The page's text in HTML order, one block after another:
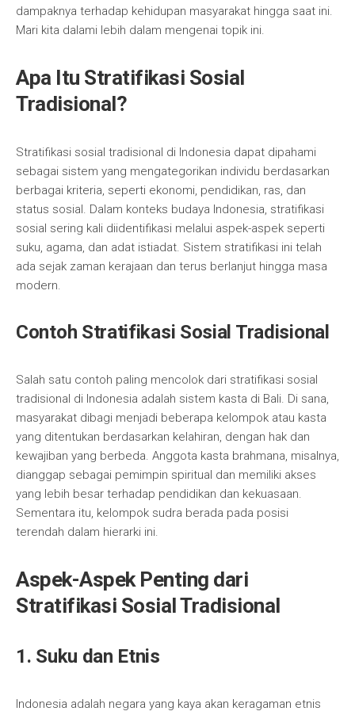
dampaknya terhadap kehidupan masyarakat hingga saat ini.
Mari kita dalami lebih dalam mengenai topik ini.
Apa Itu Stratifikasi Sosial
Tradisional?
Stratifikasi sosial tradisional di Indonesia dapat dipahami
sebagai sistem yang mengategorikan individu berdasarkan
berbagai kriteria, seperti ekonomi, pendidikan, ras, dan
status sosial. Dalam konteks budaya Indonesia, stratifikasi
sosial sering kali diidentifikasi melalui aspek-aspek seperti
suku, agama, dan adat istiadat. Sistem stratifikasi ini telah
ada sejak zaman kerajaan dan terus berlanjut hingga masa
modern.
Contoh Stratifikasi Sosial Tradisional
Salah satu contoh paling mencolok dari stratifikasi sosial
tradisional di Indonesia adalah sistem kasta di Bali. Di sana,
masyarakat dibagi menjadi beberapa kelompok atau kasta
yang ditentukan berdasarkan kelahiran, dengan hak dan
kewajiban yang berbeda. Anggota kasta brahmana, misalnya,
dianggap sebagai pemimpin spiritual dan memiliki akses
yang lebih besar terhadap pendidikan dan kekuasaan.
Sementara itu, kelompok sudra berada pada posisi
terendah dalam hierarki ini.
Aspek-Aspek Penting dari
Stratifikasi Sosial Tradisional
1. Suku dan Etnis
Indonesia adalah negara yang kaya akan keragaman etnis